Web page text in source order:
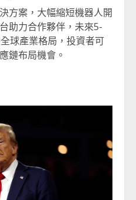
方案，大幅縮短機器人開
助力合作夥伴，未來5-
球產業格局，投資者可
鏈布局機會。